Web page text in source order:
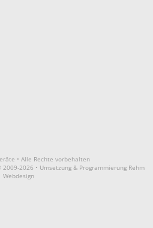
• Alle Rechte vorbehalten
2026 • Umsetzung & Programmierung Rehm
Webdesign